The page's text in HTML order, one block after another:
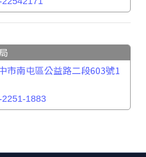
市南屯區公益路二段603號1
2251-1883